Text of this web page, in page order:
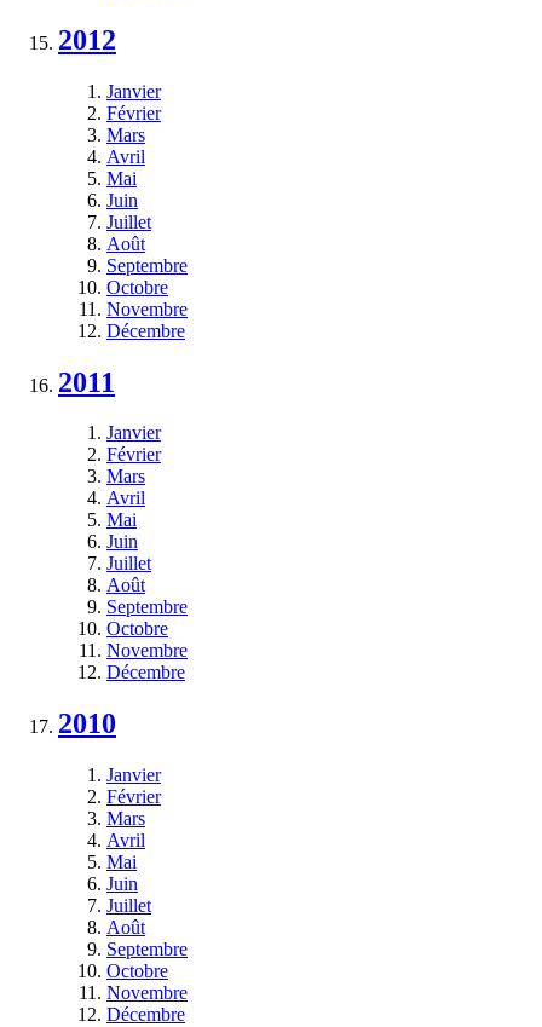
2012
Janvier
Février
Mars
Avril
Mai
Juin
Juillet
Août
Septembre
Octobre
Novembre
Décembre
2011
Janvier
Février
Mars
Avril
Mai
Juin
Juillet
Août
Septembre
Octobre
Novembre
Décembre
2010
Janvier
Février
Mars
Avril
Mai
Juin
Juillet
Août
Septembre
Octobre
Novembre
Décembre